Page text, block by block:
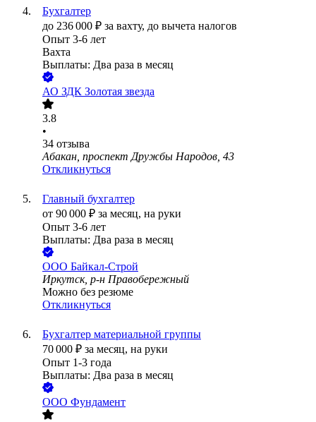
Бухгалтер
до 236 000 ₽ за вахту, до вычета налогов
Опыт 3-6 лет
Вахта
Выплаты: Два раза в месяц
АО ЗДК Золотая звезда
3.8
•
34 отзыва
Абакан, проспект Дружбы Народов, 43
Откликнуться
Главный бухгалтер
от 90 000 ₽ за месяц, на руки
Опыт 3-6 лет
Выплаты: Два раза в месяц
ООО Байкал-Строй
Иркутск, р-н Правобережный
Можно без резюме
Откликнуться
Бухгалтер материальной группы
70 000 ₽ за месяц, на руки
Опыт 1-3 года
Выплаты: Два раза в месяц
ООО Фундамент